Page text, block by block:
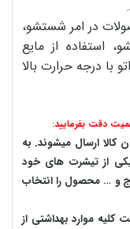
در امر شستشو،
استفاده از مایع
درجه و عدم اتو با درجه حرارت بالا
دقت بفرمایید:
ارسال میشوند. به
یکی از تیشرت های خود
و … محصول را انتخاب
کلیه موارد بهداشتی از